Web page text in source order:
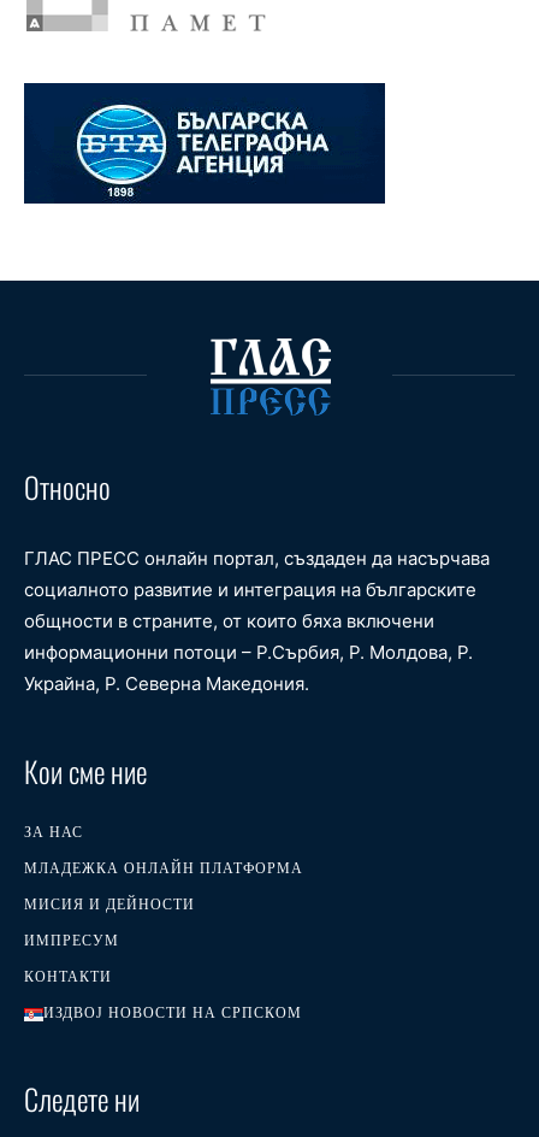
Относно
ГЛАС ПРЕСС онлайн портал, създаден да насърчава
социалното развитие и интеграция на българските
общности в страните, от които бяха включени
информационни потоци – Р.Сърбия, Р. Молдова, Р.
Украйна, Р. Северна Македония.
Кои сме ние
ЗА НАС
МЛАДЕЖКА ОНЛАЙН ПЛАТФОРМА
МИСИЯ И ДЕЙНОСТИ
ИМПРЕСУМ
КОНТАКТИ
ИЗДВОЈ НОВОСТИ НА СРПСКОМ
Следете ни